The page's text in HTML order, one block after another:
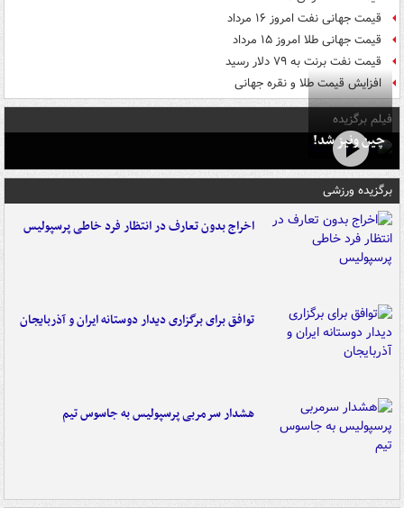
قیمت جهانی نفت امروز ۱۶ مرداد
قیمت جهانی طلا امروز ۱۵ مرداد
قیمت نفت برنت به ۷۹ دلار رسید
افزایش قیمت طلا و نقره جهانی
فیلم برگزیده
چین ونیز شد!
برگزیده ورزشی
اخراج بدون تعارف در انتظار فرد خاطی پرسپولیس
توافق برای برگزاری دیدار دوستانه ایران و آذربایجان
هشدار سرمربی پرسپولیس به جاسوس تیم